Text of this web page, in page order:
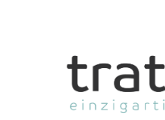
Kinderstoffe